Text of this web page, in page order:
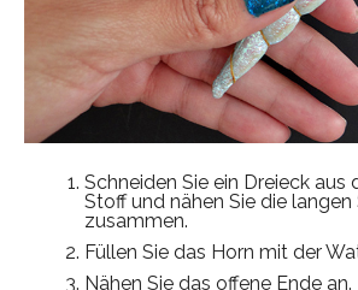
Schneiden Sie ein Dreieck aus
Stoff und nähen Sie die langen
zusammen.
Füllen Sie das Horn mit der
Nähen Sie das offene Ende an.